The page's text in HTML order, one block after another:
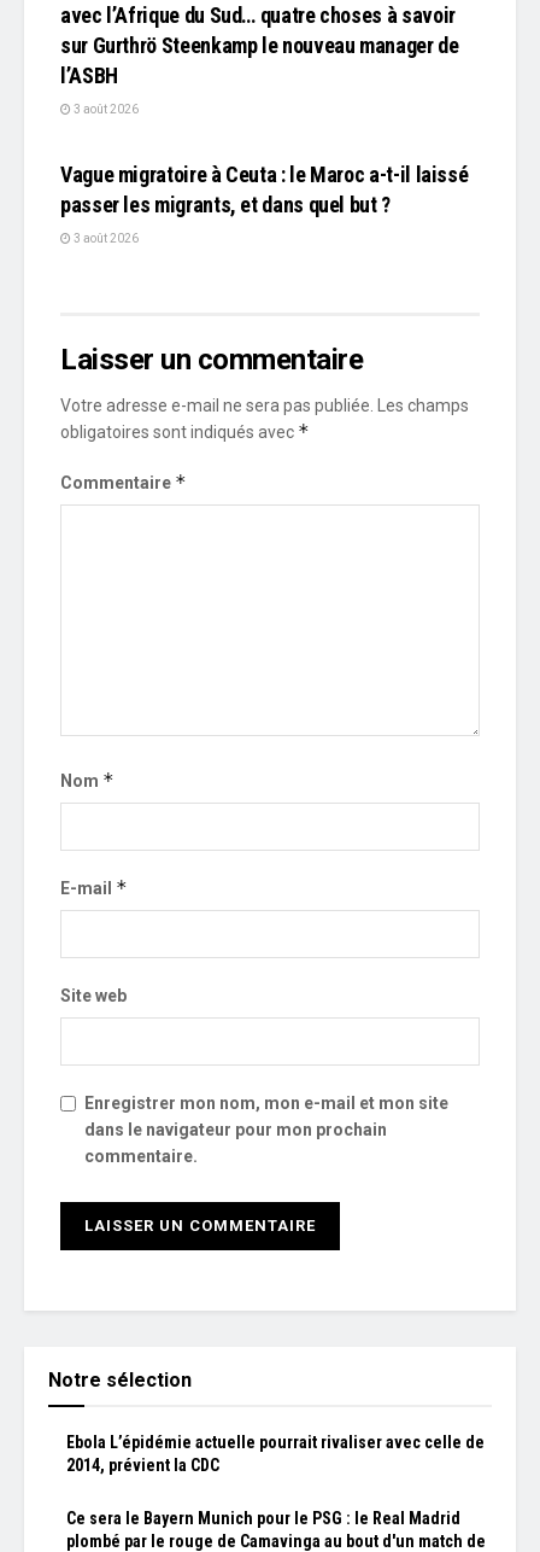
avec l’Afrique du Sud… quatre choses à savoir
sur Gurthrö Steenkamp le nouveau manager de
l’ASBH
3 août 2026
Vague migratoire à Ceuta : le Maroc a-t-il laissé
passer les migrants, et dans quel but ?
3 août 2026
Laisser un commentaire
Votre adresse e-mail ne sera pas publiée.
Les champs
obligatoires sont indiqués avec *
Commentaire *
Nom *
E-mail *
Site web
Enregistrer mon nom, mon e-mail et mon site
dans le navigateur pour mon prochain
commentaire.
Notre sélection
Ebola L’épidémie actuelle pourrait rivaliser avec celle de
2014, prévient la CDC
Ce sera le Bayern Munich pour le PSG : le Real Madrid
plombé par le rouge de Camavinga au bout d'un match de